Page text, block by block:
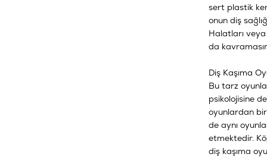
sert plastik
onun diş
Halatları
da
Diş Kaşıma
Bu tarz
psikolojisine
oyunlardan
de aynı
etmektedir.
diş kaşıma